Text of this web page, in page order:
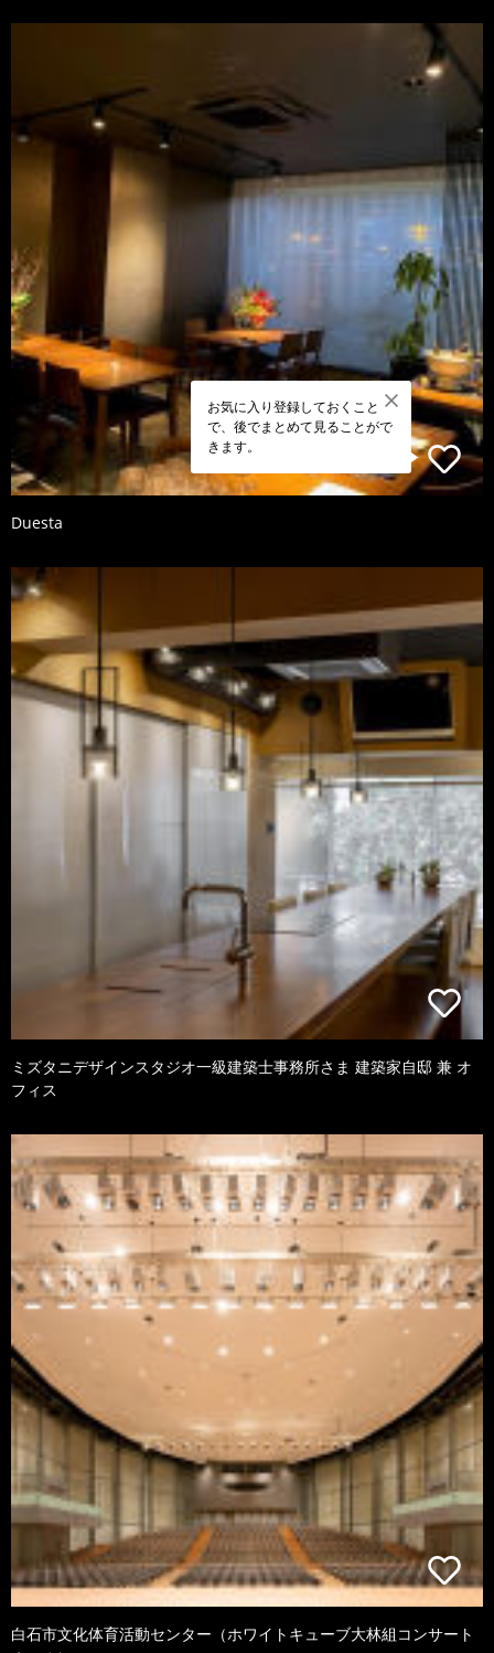
お気に入り登録しておくこと
で、後でまとめて見ることがで
きます。
Duesta
ミズタニデザインスタジオ一級建築士事務所さま 建築家自邸 兼 オ
フィス
白石市文化体育活動センター（ホワイトキューブ大林組コンサート